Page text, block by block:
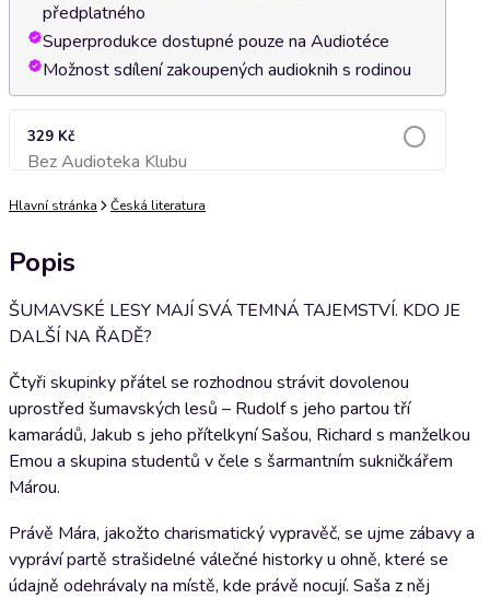
předplatného
Superprodukce dostupné pouze na Audiotéce
Možnost sdílení zakoupených audioknih s rodinou
329 Kč
Bez Audioteka KlubuPřidat do košíku
Hlavní stránka Česká literatura
Popis
ŠUMAVSKÉ LESY MAJÍ SVÁ TEMNÁ TAJEMSTVÍ. KDO JE
DALŠÍ NA ŘADĚ?
Čtyři skupinky přátel se rozhodnou strávit dovolenou
uprostřed šumavských lesů – Rudolf s jeho partou tří
kamarádů, Jakub s jeho přítelkyní Sašou, Richard s manželkou
Emou a skupina studentů v čele s šarmantním sukničkářem
Márou.
Právě Mára, jakožto charismatický vypravěč, se ujme zábavy a
vypráví partě strašidelné válečné historky u ohně, které se
údajně odehrávaly na místě, kde právě nocují. Saša z něj